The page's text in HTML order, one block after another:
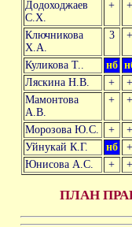
Додоходжаев
С.Х.
+
Ключникова
Х.А.
3
Куликова Т.. нб
Ляскина Н.В.
+
Мамонтова
А.В.
+
Морозова Ю.С. +
Уйнукай К.Г.
нб
Юнисова А.С.
+
ПЛАН